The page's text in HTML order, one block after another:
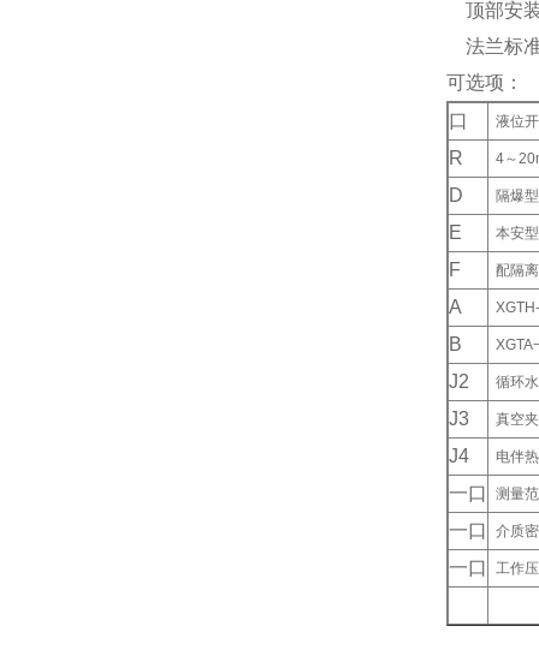
顶部安
法兰标
可选项：
口
液位
R 4～
D 隔爆
E 本安
F 配隔
A
B XGTA
J2 循环
J3 真空
J4 电伴
一口 测量
一口 介质
一口 工作